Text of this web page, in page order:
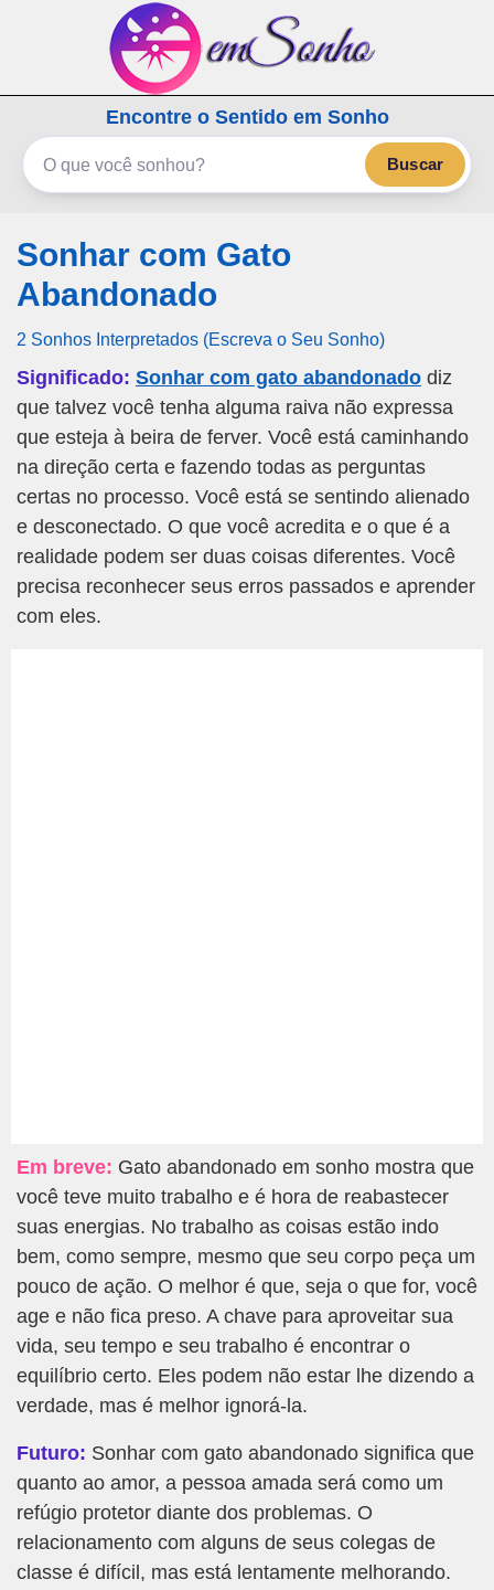
emSonho.com
Os sonhos significam mais
Encontre o Sentido em Sonho
Buscar
Sonhar com Gato
Abandonado
2 Sonhos Interpretados (Escreva o Seu Sonho)
Significado: Sonhar com gato abandonado diz
que talvez você tenha alguma raiva não expressa
que esteja à beira de ferver. Você está caminhando
na direção certa e fazendo todas as perguntas
certas no processo. Você está se sentindo alienado
e desconectado. O que você acredita e o que é a
realidade podem ser duas coisas diferentes. Você
precisa reconhecer seus erros passados e aprender
com eles.
Em breve: Gato abandonado em sonho mostra que
você teve muito trabalho e é hora de reabastecer
suas energias. No trabalho as coisas estão indo
bem, como sempre, mesmo que seu corpo peça um
pouco de ação. O melhor é que, seja o que for, você
age e não fica preso. A chave para aproveitar sua
vida, seu tempo e seu trabalho é encontrar o
equilíbrio certo. Eles podem não estar lhe dizendo a
verdade, mas é melhor ignorá-la.
Futuro: Sonhar com gato abandonado significa que
quanto ao amor, a pessoa amada será como um
refúgio protetor diante dos problemas. O
relacionamento com alguns de seus colegas de
classe é difícil, mas está lentamente melhorando.